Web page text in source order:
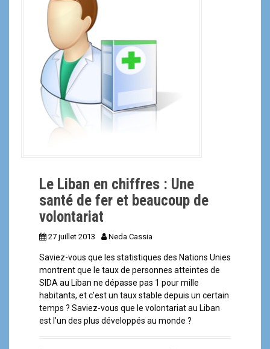
Le Liban en chiffres : Une
santé de fer et beaucoup de
volontariat
27 juillet 2013 Neda Cassia
Saviez-vous que les statistiques des Nations Unies
montrent que le taux de personnes atteintes de
SIDA au Liban ne dépasse pas 1 pour mille
habitants, et c’est un taux stable depuis un certain
temps ? Saviez-vous que le volontariat au Liban
est l’un des plus développés au monde ?